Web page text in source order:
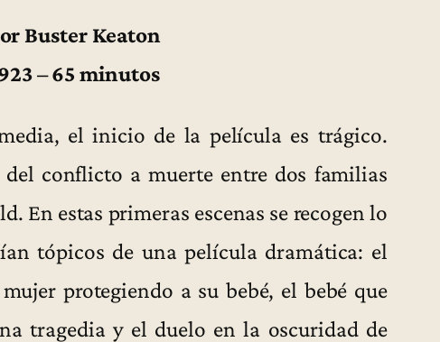
Buster Keaton
– 65 minutos
el inicio de la película es trágico.
conflicto a muerte entre dos familias
En estas primeras escenas se recogen lo
tópicos de una película dramática: el
protegiendo a su bebé, el bebé que
tragedia y el duelo en la oscuridad de